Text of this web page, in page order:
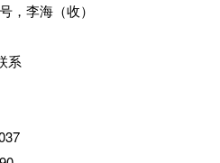
，李海（收）
系